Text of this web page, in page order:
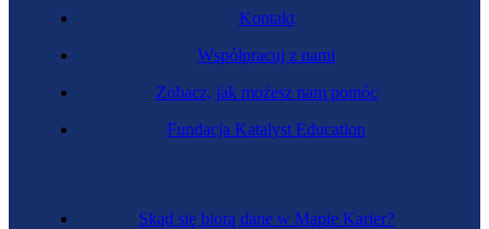
Skąd się biorą dane w Mapie Karier?
Kontakt
Współpracuj z nami
Zobacz, jak możesz nam pomóc
Fundacja Katalyst Education